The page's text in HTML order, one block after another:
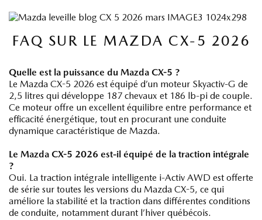
FAQ SUR LE MAZDA CX-5 2026
Quelle est la puissance du Mazda CX-5 ?
Le Mazda CX-5 2026 est équipé d’un moteur Skyactiv-G de
2,5 litres qui développe 187 chevaux et 186 lb-pi de couple.
Ce moteur offre un excellent équilibre entre performance et
efficacité énergétique, tout en procurant une conduite
dynamique caractéristique de Mazda.
Le Mazda CX-5 2026 est-il équipé de la traction intégrale
?
Oui. La traction intégrale intelligente i-Activ AWD est offerte
de série sur toutes les versions du Mazda CX-5, ce qui
améliore la stabilité et la traction dans différentes conditions
de conduite, notamment durant l’hiver québécois.